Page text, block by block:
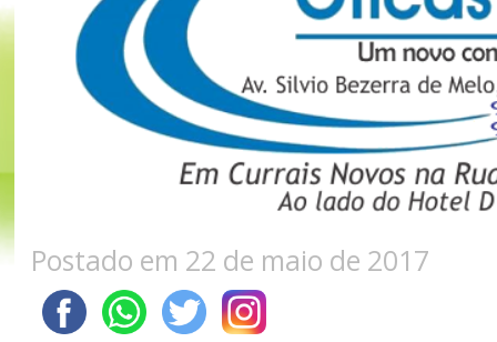
Postado em 22 de maio de 2017